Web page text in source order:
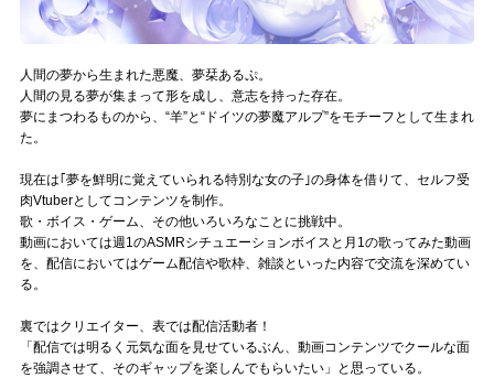
ぶいクラ！by muevo
ぶいコミュ！by muevo
ぶいマガ！ by muevo
Follow us
Official SNS
人間の夢から生まれた悪魔、夢栞あるぷ。
人間の見る夢が集まって形を成し、意志を持った存在。
夢にまつわるものから、“羊”と“ドイツの夢魔アルプ”をモチーフとして生まれ
た。
現在は｢夢を鮮明に覚えていられる特別な女の子｣の身体を借りて、セルフ受
肉Vtuberとしてコンテンツを制作。
歌・ボイス・ゲーム、その他いろいろなことに挑戦中。
動画においては週1のASMRシチュエーションボイスと月1の歌ってみた動画
を、配信においてはゲーム配信や歌枠、雑談といった内容で交流を深めてい
る。
裏ではクリエイター、表では配信活動者！
「配信では明るく元気な面を見せているぶん、動画コンテンツでクールな面
を強調させて、そのギャップを楽しんでもらいたい」と思っている。